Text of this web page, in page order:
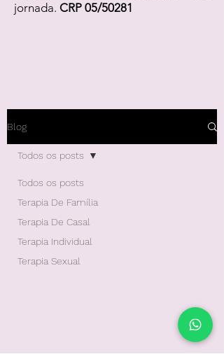
jornada. CRP 05/50281
Blog
Todos os posts
Terapia De Família
Terapia De Casal
Terapia Individual
Terapia Sexual
Todos os posts